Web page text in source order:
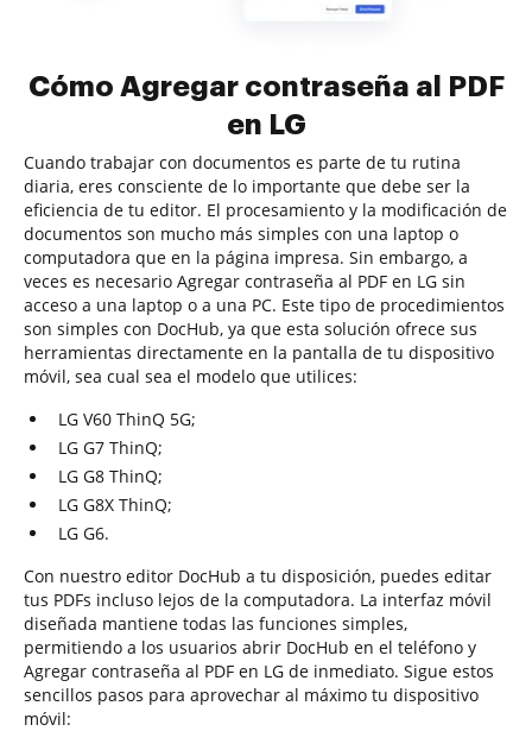
Cómo Agregar contraseña al PDF
en LG
Cuando trabajar con documentos es parte de tu rutina
diaria, eres consciente de lo importante que debe ser la
eficiencia de tu editor. El procesamiento y la modificación de
documentos son mucho más simples con una laptop o
computadora que en la página impresa. Sin embargo, a
veces es necesario Agregar contraseña al PDF en LG sin
acceso a una laptop o a una PC. Este tipo de procedimientos
son simples con DocHub, ya que esta solución ofrece sus
herramientas directamente en la pantalla de tu dispositivo
móvil, sea cual sea el modelo que utilices:
LG V60 ThinQ 5G;
LG G7 ThinQ;
LG G8 ThinQ;
LG G8X ThinQ;
LG G6.
Con nuestro editor DocHub a tu disposición, puedes editar
tus PDFs incluso lejos de la computadora. La interfaz móvil
diseñada mantiene todas las funciones simples,
permitiendo a los usuarios abrir DocHub en el teléfono y
Agregar contraseña al PDF en LG de inmediato. Sigue estos
sencillos pasos para aprovechar al máximo tu dispositivo
móvil: